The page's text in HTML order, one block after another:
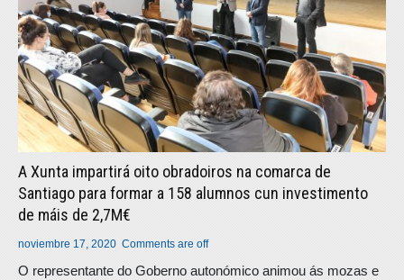
A Xunta impartirá oito obradoiros na comarca de
Santiago para formar a 158 alumnos cun investimento
de máis de 2,7M€
noviembre 17, 2020 Comments are off
O representante do Goberno autonómico animou ás mozas e